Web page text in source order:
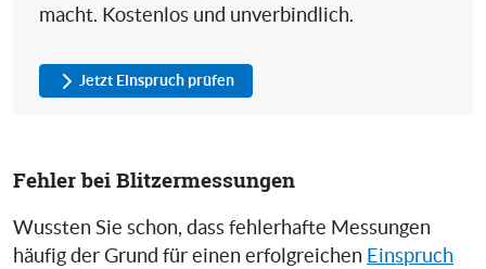
macht. Kostenlos und unverbindlich.
Jetzt Einspruch prüfen
Fehler bei Blitzermessungen
Wussten Sie schon, dass fehlerhafte Messungen
häufig der Grund für einen erfolgreichen Einspruch